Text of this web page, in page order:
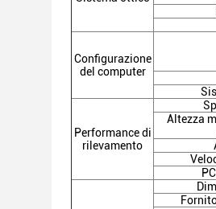
Configurazione
del computer
Performance di
rilevamento
Altezza